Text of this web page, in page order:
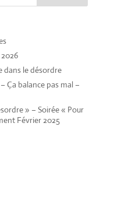
dans le désordre
Ça balance pas mal –
» – Soirée « Pour
Février 2025